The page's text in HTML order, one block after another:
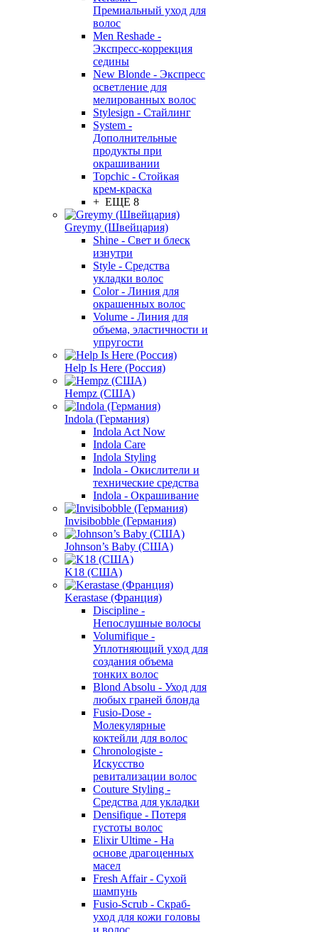
Премиальный уход для
волос
Men Reshade -
Экспресс-коррекция
седины
New Blonde - Экспресс
осветление для
мелированных волос
Stylesign - Стайлинг
System -
Дополнительные
продукты при
окрашивании
Topchic - Стойкая
крем-краска
+ ЕЩЕ 8
Greymy (Швейцария)
Shine - Свет и блеск
изнутри
Style - Средства
укладки волос
Color - Линия для
окрашенных волос
Volume - Линия для
объема, эластичности и
упругости
Help Is Here (Россия)
Hempz (США)
Indola (Германия)
Indola Act Now
Indola Care
Indola Styling
Indola - Окислители и
технические средства
Indola - Окрашивание
Invisibobble (Германия)
Johnson’s Baby (США)
K18 (США)
Kerastase (Франция)
Discipline -
Непослушные волосы
Volumifique -
Уплотняющий уход для
создания объема
тонких волос
Blond Absolu - Уход для
любых граней блонда
Fusio-Dose -
Молекулярные
коктейли для волос
Chronologiste -
Искусство
ревитализации волос
Couture Styling -
Средства для укладки
Densifique - Потеря
густоты волос
Elixir Ultime - На
основе драгоценных
масел
Fresh Affair - Сухой
шампунь
Fusio-Scrub - Скраб-
уход для кожи головы
и волос